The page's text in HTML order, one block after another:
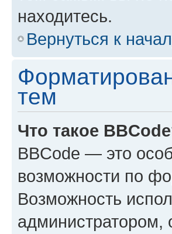
находитесь.
Вернуться к
тем
Что такое
BBCode — это
возможности по
Возможность
администратором,